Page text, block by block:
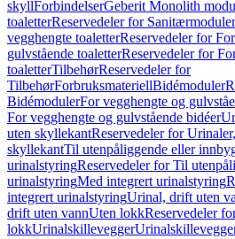
skyllForbindelserGeberit Monolith
toaletterReservedeler for
vegghengte toaletterReservedeler for
gulvstående toaletterReservedeler for
toaletterTilbehørReservedeler for
TilbehørForbruksmateriellBidémoduler
BidémodulerFor vegghengte og
For vegghengte og gulvstående bidéer
uten skyllekantReservedeler for
skyllekantTil utenpåliggende eller
urinalstyringReservedeler for Til
urinalstyringMed integrert urinalstyring
integrert urinalstyringUrinal, drift uten
drift uten vannUten lokkReservedeler
lokkUrinalskillevegger